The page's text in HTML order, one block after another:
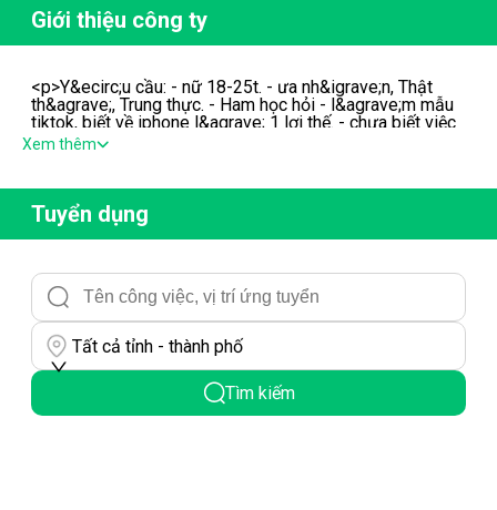
Giới thiệu công ty
<p>Y&ecirc;u cầu: - nữ 18-25t. - ưa nh&igrave;n, Thật
th&agrave;, Trung thực. - Ham học hỏi - l&agrave;m mẫu
tiktok, biết về iphone l&agrave; 1 lợi thế. - chưa biết việc
sẽ được đ&agrave;o tạo. - lương 8-15tr</p>
Xem thêm
Tuyển dụng
Tất cả tỉnh - thành phố
Tìm kiếm